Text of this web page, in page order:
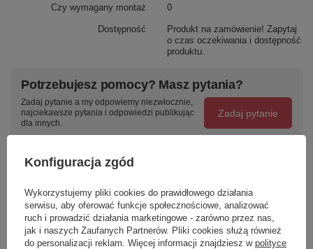
Czy wymagany montaż 0
Dostępność
Produkt na zamówienie! Zapytaj
o czas oczekiwania i dostępność
produktu.
Potrzebujesz pomocy? Masz pytania?
Zadaj pytanie a my odpowiemy niezwłocznie,
najciekawsze pytania i odpowiedzi publikując
dla innych.
Zadaj pytanie
Twoja ocena:
5/5
Konfiguracja zgód
Wykorzystujemy pliki cookies do prawidłowego działania
serwisu, aby oferować funkcje społecznościowe, analizować
ruch i prowadzić działania marketingowe - zarówno przez nas,
jak i naszych Zaufanych Partnerów. Pliki cookies służą również
do personalizacji reklam. Więcej informacji znajdziesz w polityce